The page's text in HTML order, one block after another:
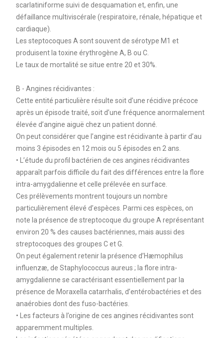
scarlatiniforme suivi de desquamation et, enfin, une
défaillance multiviscérale (respiratoire, rénale, hépatique et
cardiaque).
Les steptocoques A sont souvent de sérotype M1 et
produisent la toxine érythrogène A, B ou C.
Le taux de mortalité se situe entre 20 et 30%.
B - Angines récidivantes :
Cette entité particulière résulte soit d’une récidive précoce
après un épisode traité, soit d’une fréquence anormalement
élevée d’angine aiguë chez un patient donné.
On peut considérer que l’angine est récidivante à partir d’au
moins 3 épisodes en 12 mois ou 5 épisodes en 2 ans.
• L’étude du profil bactérien de ces angines récidivantes
apparaît parfois difficile du fait des différences entre la flore
intra-amygdalienne et celle prélevée en surface.
Ces prélèvements montrent toujours un nombre
particulièrement élevé d’espèces. Parmi ces espèces, on
note la présence de streptocoque du groupe A représentant
environ 20 % des causes bactériennes, mais aussi des
streptocoques des groupes C et G.
On peut également retenir la présence d’Hæmophilus
influenzæ, de Staphylococcus aureus ; la flore intra-
amygdalienne se caractérisant essentiellement par la
présence de Moraxella catarrhalis, d’entérobactéries et des
anaérobies dont des fuso-bactéries.
• Les facteurs à l’origine de ces angines récidivantes sont
apparemment multiples.